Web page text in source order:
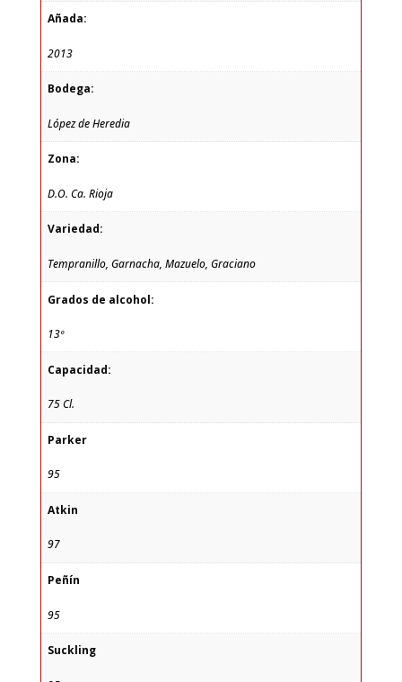
Añada:
2013
Bodega:
López de Heredia
Zona:
D.O. Ca. Rioja
Variedad:
Tempranillo, Garnacha, Mazuelo, Graciano
Grados de alcohol:
13º
Capacidad:
75 Cl.
Parker
95
Atkin
97
Peñín
95
Suckling